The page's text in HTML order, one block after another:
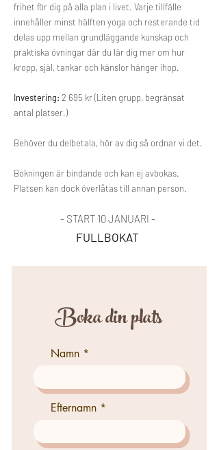
frihet för dig på alla plan i livet. Varje tillfälle
innehåller minst hälften yoga och resterande tid
delas upp mellan grundläggande kunskap och
praktiska övningar där du lär dig mer om hur
kropp, själ, tankar och känslor hänger ihop.
Investering: 2 695 kr (Liten grupp, begränsat
antal platser.)
Behöver du delbetala, hör av dig så ordnar vi det.
Bokningen är bindande och kan ej avbokas.
Platsen kan dock överlåtas till annan person.
- START 10 JANUARI -
FULLBOKAT
Boka din plats
Namn
Efternamn